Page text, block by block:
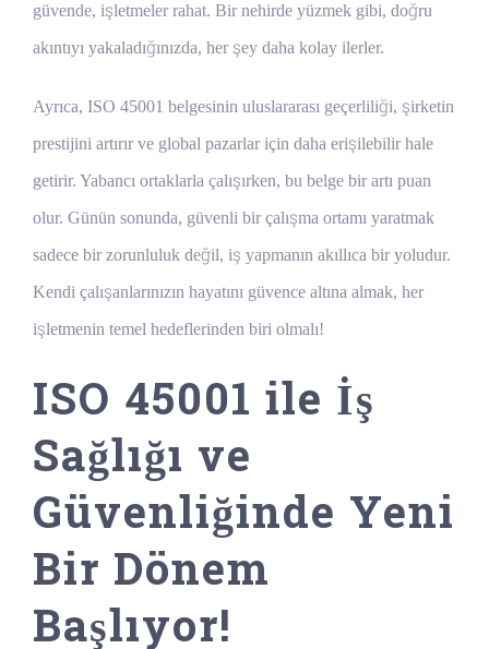
güvende, işletmeler rahat. Bir nehirde yüzmek gibi, doğru
akıntıyı yakaladığınızda, her şey daha kolay ilerler.
Ayrıca, ISO 45001 belgesinin uluslararası geçerliliği, şirketin
prestijini artırır ve global pazarlar için daha erişilebilir hale
getirir. Yabancı ortaklarla çalışırken, bu belge bir artı puan
olur. Günün sonunda, güvenli bir çalışma ortamı yaratmak
sadece bir zorunluluk değil, iş yapmanın akıllıca bir yoludur.
Kendi çalışanlarınızın hayatını güvence altına almak, her
işletmenin temel hedeflerinden biri olmalı!
ISO 45001 ile İş
Sağlığı ve
Güvenliğinde Yeni
Bir Dönem
Başlıyor!